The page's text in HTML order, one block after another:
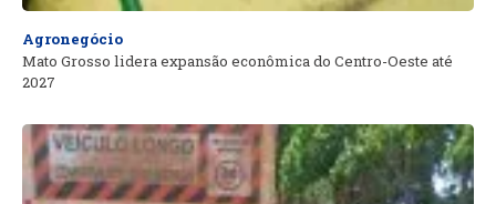
Agronegócio
Mato Grosso lidera expansão econômica do Centro-Oeste até
2027